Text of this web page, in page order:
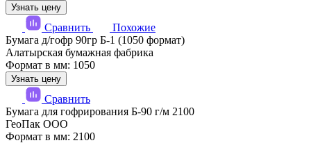
Узнать цену
Сравнить
Похожие
Бумага д/гофр 90гр Б-1 (1050 формат)
Алатырская бумажная фабрика
Формат в мм: 1050
Узнать цену
Сравнить
Бумага для гофрирования Б-90 г/м 2100
ГеоПак ООО
Формат в мм: 2100